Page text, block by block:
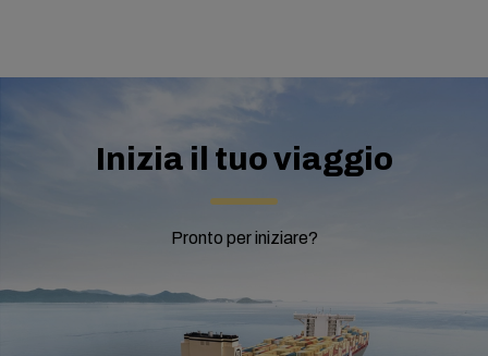
Inizia il tuo viaggio
Pronto per iniziare?